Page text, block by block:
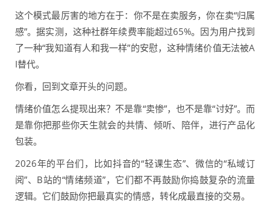
这个模式最厉害的地方在于：你不是在卖服务，你在卖“归属
感”。据实测，这种社群年续费率能超过65%。因为用户找到
了一种“我知道有人和我一样”的安慰，这种情绪价值无法被A
I替代。
你看，回到文章开头的问题。
情绪价值怎么提现出来？不是靠“卖惨”，也不是靠“讨好”。而
是靠你把那些你天生就会的共情、倾听、陪伴，进行产品化
包装。
2026年的平台们，比如抖音的“轻课生态”、微信的“私域订
阅”、B站的“情绪频道”，它们都不再鼓励你捣鼓复杂的流量
逻辑。它们鼓励你把最真实的情感，转化成最直接的交易。